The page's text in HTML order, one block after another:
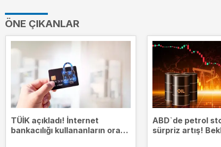
ÖNE ÇIKANLAR
TÜİK açıkladı! İnternet
bankacılığı kullananların oranı
ABD`de petrol
sürpriz artış!